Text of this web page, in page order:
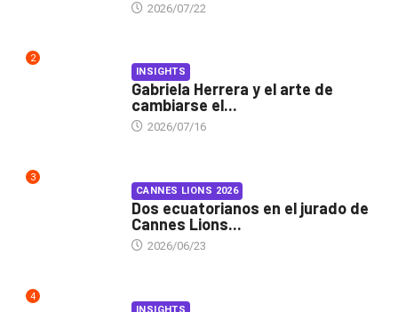
2026/07/22
2
INSIGHTS
Gabriela Herrera y el arte de
cambiarse el...
2026/07/16
3
CANNES LIONS 2026
Dos ecuatorianos en el jurado de
Cannes Lions...
2026/06/23
4